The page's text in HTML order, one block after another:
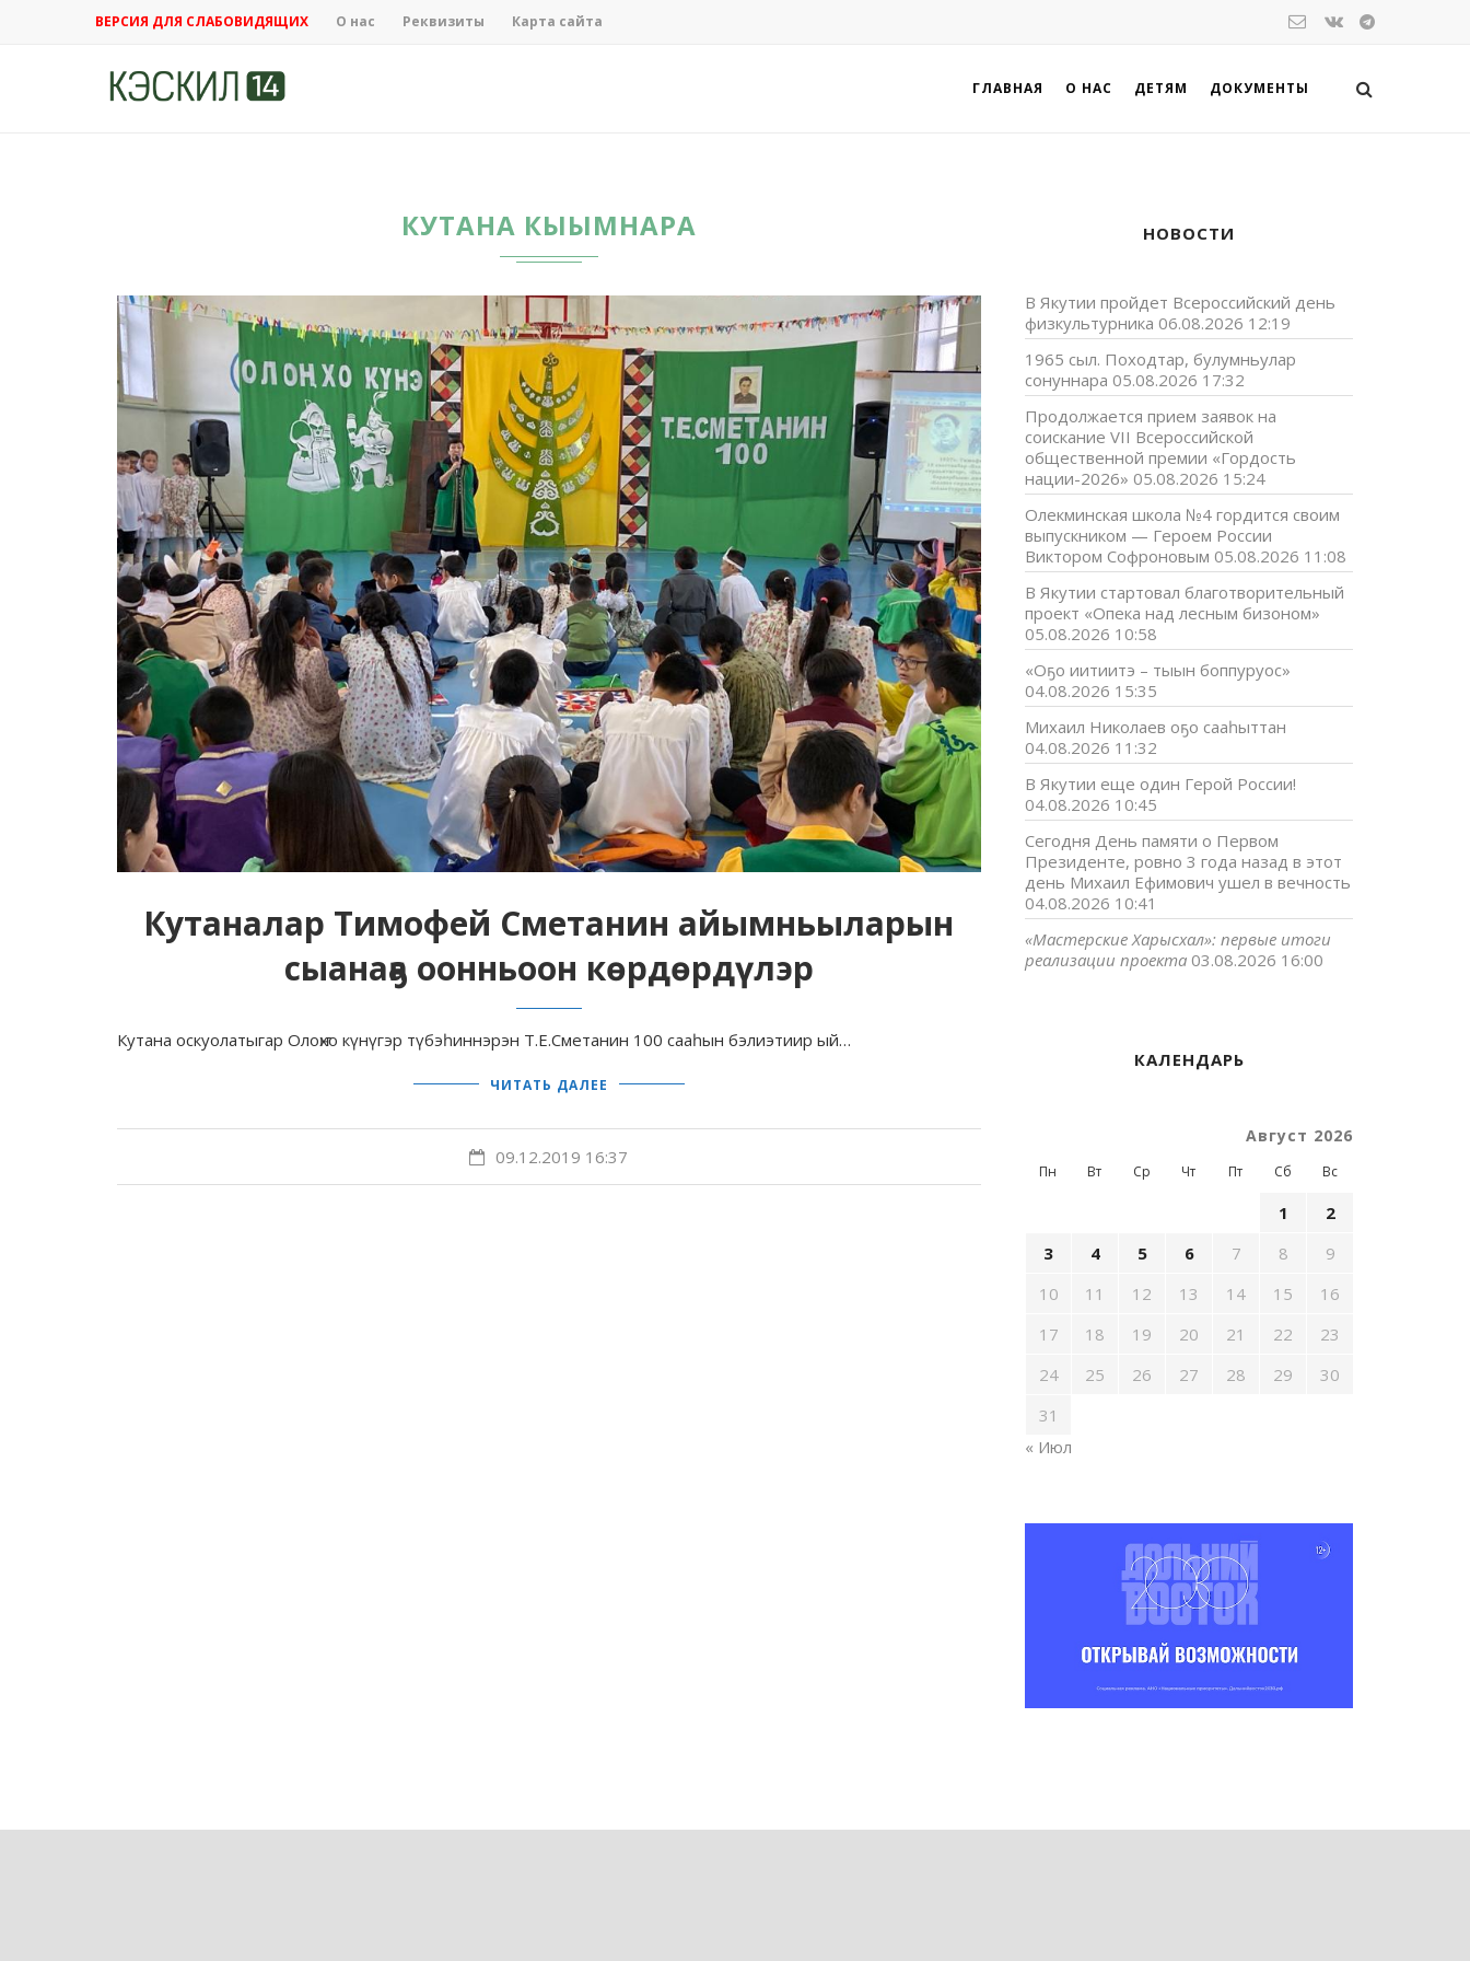
ВЕРСИЯ ДЛЯ СЛАБОВИДЯЩИХ О нас Реквизиты Карта сайта
ГЛАВНАЯ О НАС ДЕТЯМ ДОКУМЕНТЫ
КУТАНА КЫЫМНАРА
Кутаналар Тимофей Сметанин айымньыларын
сыанаҕа оонньоон көрдөрдүлэр
Кутана оскуолатыгар Олоҥхо күнүгэр түбэһиннэрэн Т.Е.Сметанин 100 сааһын бэлиэтиир ый…
ЧИТАТЬ ДАЛЕЕ
09.12.2019 16:37
НОВОСТИ
В Якутии пройдет Всероссийский день
физкультурника 06.08.2026 12:19
1965 сыл. Походтар, булумньулар
сонуннара 05.08.2026 17:32
Продолжается прием заявок на
соискание VII Всероссийской
общественной премии «Гордость
нации-2026» 05.08.2026 15:24
Олекминская школа №4 гордится своим
выпускником — Героем России
Виктором Софроновым 05.08.2026 11:08
В Якутии стартовал благотворительный
проект «Опека над лесным бизоном»
05.08.2026 10:58
«Оҕо иитиитэ – тыын боппуруос»
04.08.2026 15:35
Михаил Николаев оҕо сааһыттан
04.08.2026 11:32
В Якутии еще один Герой России!
04.08.2026 10:45
Сегодня День памяти о Первом
Президенте, ровно 3 года назад в этот
день Михаил Ефимович ушел в вечность
04.08.2026 10:41
«Мастерские Харысхал»: первые итоги
реализации проекта 03.08.2026 16:00
КАЛЕНДАРЬ
Август 2026
Пн Вт Ср Чт Пт Сб Вс
1
2
3
4 5 6 7 8
9
10
11 12 13 14 15
16
17
18 19 20 21 22
23
24
25 26 27 28 29
30
31
« Июл